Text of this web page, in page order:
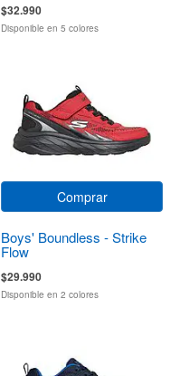
$32.990
Disponible en 5 colores
Comprar
Boys' Boundless - Strike
Flow
$29.990
Disponible en 2 colores